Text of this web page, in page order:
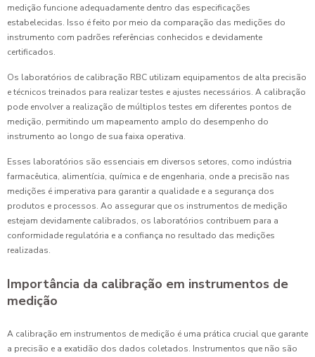
medição funcione adequadamente dentro das especificações
estabelecidas. Isso é feito por meio da comparação das medições do
instrumento com padrões referências conhecidos e devidamente
certificados.
Os laboratórios de calibração RBC utilizam equipamentos de alta precisão
e técnicos treinados para realizar testes e ajustes necessários. A calibração
pode envolver a realização de múltiplos testes em diferentes pontos de
medição, permitindo um mapeamento amplo do desempenho do
instrumento ao longo de sua faixa operativa.
Esses laboratórios são essenciais em diversos setores, como indústria
farmacêutica, alimentícia, química e de engenharia, onde a precisão nas
medições é imperativa para garantir a qualidade e a segurança dos
produtos e processos. Ao assegurar que os instrumentos de medição
estejam devidamente calibrados, os laboratórios contribuem para a
conformidade regulatória e a confiança no resultado das medições
realizadas.
Importância da calibração em instrumentos de
medição
A calibração em instrumentos de medição é uma prática crucial que garante
a precisão e a exatidão dos dados coletados. Instrumentos que não são